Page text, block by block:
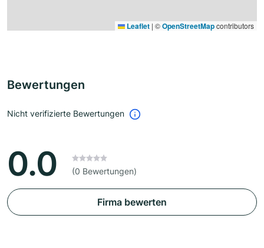
Leaflet | ©OpenStreetMapcontributors
Bewertungen
Nicht verifizierte Bewertungen
0.0 (0 Bewertungen)
Firma bewerten